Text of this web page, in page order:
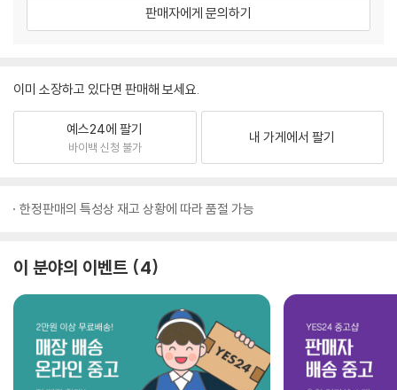
판매자에게 문의하기
이미 소장하고 있다면 판매해 보세요.
예스24에 팔기
바이백 신청 불가
내 가게에서 팔기
한정판매의 특성상 재고 상황에 따라 품절 가능
이 분야의 이벤트 4